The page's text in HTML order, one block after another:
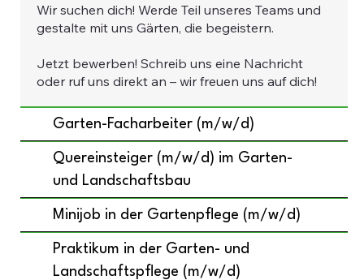
Wir suchen dich! Werde Teil unseres Teams und
gestalte mit uns Gärten, die begeistern.
Jetzt bewerben! Schreib uns eine Nachricht
oder ruf uns direkt an – wir freuen uns auf dich!
Garten-Facharbeiter (m/w/d)
Quereinsteiger (m/w/d) im Garten-
und Landschaftsbau
Minijob in der Gartenpflege (m/w/d)
Praktikum in der Garten- und
Landschaftspflege (m/w/d)